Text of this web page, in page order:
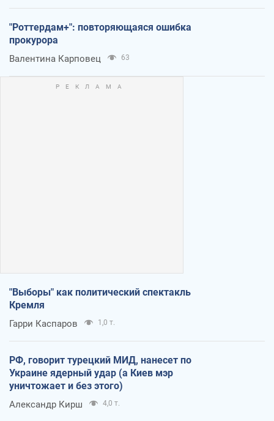
"Роттердам+": повторяющаяся ошибка
прокурора
Валентина Карповец 63
"Выборы" как политический спектакль
Кремля
Гарри Каспаров 1,0 т.
РФ, говорит турецкий МИД, нанесет по
Украине ядерный удар (а Киев мэр
уничтожает и без этого)
Александр Кирш 4,0 т.